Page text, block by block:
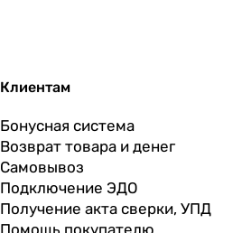
Клиентам
Бонусная система
Возврат товара и денег
Самовывоз
Подключение ЭДО
Получение акта сверки, УПД